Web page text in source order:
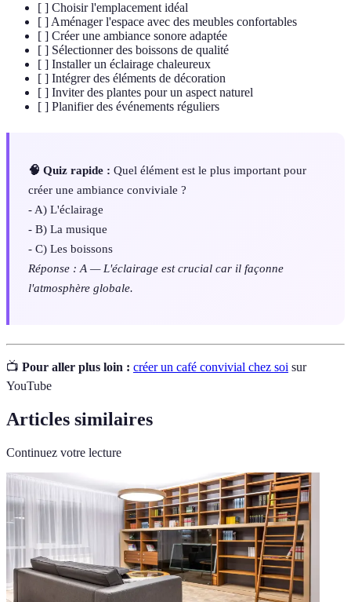
[ ] Choisir l'emplacement idéal
[ ] Aménager l'espace avec des meubles confortables
[ ] Créer une ambiance sonore adaptée
[ ] Sélectionner des boissons de qualité
[ ] Installer un éclairage chaleureux
[ ] Intégrer des éléments de décoration
[ ] Inviter des plantes pour un aspect naturel
[ ] Planifier des événements réguliers
🧠 Quiz rapide : Quel élément est le plus important pour
créer une ambiance conviviale ?
- A) L'éclairage
- B) La musique
- C) Les boissons
Réponse : A — L'éclairage est crucial car il façonne
l'atmosphère globale.
📺 Pour aller plus loin : créer un café convivial chez soi sur
YouTube
Articles similaires
Continuez votre lecture